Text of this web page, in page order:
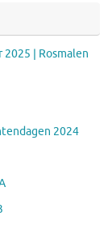
| Rosmalen
2024